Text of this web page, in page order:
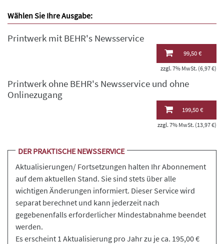
Wählen Sie Ihre Ausgabe:
Printwerk mit BEHR's Newsservice
99,50 €
zzgl. 7% MwSt. (6,97 €)
Printwerk ohne BEHR's Newsservice und ohne
Onlinezugang
199,50 €
zzgl. 7% MwSt. (13,97 €)
DER PRAKTISCHE NEWSSERVICE
Aktualisierungen/ Fortsetzungen halten Ihr Abonnement
auf dem aktuellen Stand. Sie sind stets über alle
wichtigen Änderungen informiert. Dieser Service wird
separat berechnet und kann jederzeit nach
gegebenenfalls erforderlicher Mindestabnahme beendet
werden.
Es erscheint 1 Aktualisierung pro Jahr zu je ca. 195,00 €